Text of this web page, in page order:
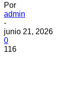
Por
admin
-
junio 21, 2026
0
116